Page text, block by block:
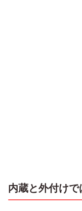
内蔵と外付け